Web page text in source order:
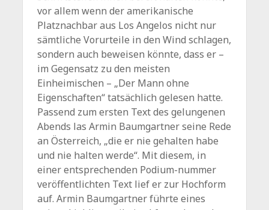
vor allem wenn der amerikanische
Platznachbar aus Los Angelos nicht nur
sämtliche Vorurteile in den Wind schlagen,
sondern auch beweisen könnte, dass er –
im Gegensatz zu den meisten
Einheimischen – „Der Mann ohne
Eigenschaften“ tatsächlich gelesen hatte.
Passend zum ersten Text des gelungenen
Abends las Armin Baumgartner seine Rede
an Österreich, „die er nie gehalten habe
und nie halten werde“. Mit diesem, in
einer entsprechenden Podium-nummer
veröffentlichten Text lief er zur Hochform
auf. Armin Baumgartner führte eines